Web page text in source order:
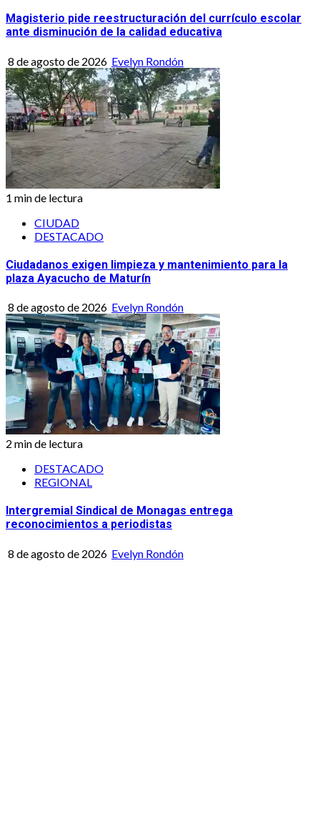
Magisterio pide reestructuración del currículo escolar
ante disminución de la calidad educativa
8 de agosto de 2026 Evelyn Rondón
1 min de lectura
CIUDAD
DESTACADO
Ciudadanos exigen limpieza y mantenimiento para la
plaza Ayacucho de Maturín
8 de agosto de 2026 Evelyn Rondón
2 min de lectura
DESTACADO
REGIONAL
Intergremial Sindical de Monagas entrega
reconocimientos a periodistas
8 de agosto de 2026 Evelyn Rondón